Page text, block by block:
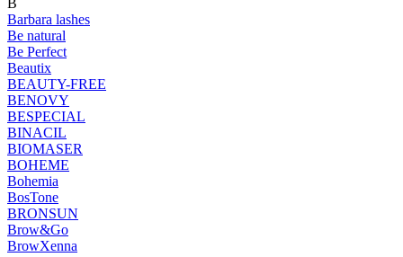
B
Barbara lashes
Be natural
Be Perfect
Beautix
BEAUTY-FREE
BENOVY
BESPECIAL
BINACIL
BIOMASER
BOHEME
Bohemia
BosTone
BRONSUN
Brow&Go
BrowXenna